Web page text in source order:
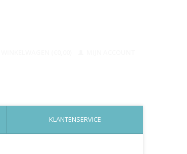
KLANTENSERVICE